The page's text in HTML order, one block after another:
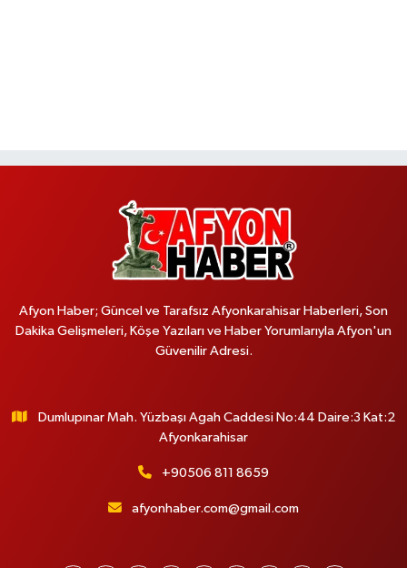
Afyon Haber; Güncel ve Tarafsız Afyonkarahisar Haberleri, Son
Dakika Gelişmeleri, Köşe Yazıları ve Haber Yorumlarıyla Afyon'un
Güvenilir Adresi.
Dumlupınar Mah. Yüzbaşı Agah Caddesi No:44 Daire:3 Kat:2
Afyonkarahisar
+90506 811 8659
afyonhaber.com@gmail.com